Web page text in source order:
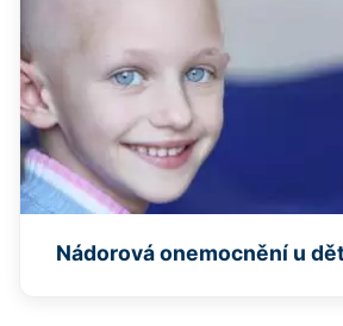
Nádorová onemocnění u